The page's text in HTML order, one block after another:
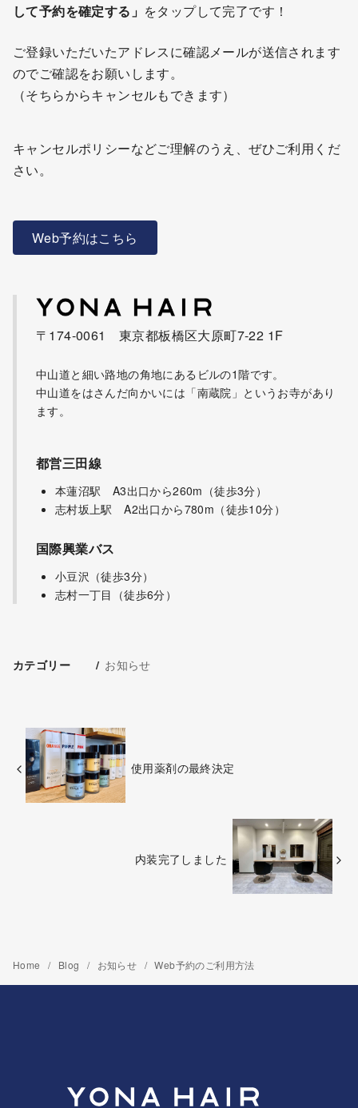
して予約を確定する」 をタップして完了です！
ご登録いただいたアドレスに確認メールが送信されます
のでご確認をお願いします。
（そちらからキャンセルもできます）
キャンセルポリシーなどご理解のうえ、ぜひご利用くだ
さい。
Web予約はこちら
〒174-0061 東京都板橋区大原町7-22 1F
中山道と細い路地の角地にあるビルの1階です。
中山道をはさんだ向かいには「南蔵院」というお寺があり
ます。
都営三田線
本蓮沼駅 A3出口から260m（徒歩3分）
志村坂上駅 A2出口から780m（徒歩10分）
国際興業バス
小豆沢（徒歩3分）
志村一丁目（徒歩6分）
カテゴリー お知らせ
使用薬剤の最終決定
内装完了しました
Home Blog お知らせ Web予約のご利用方法